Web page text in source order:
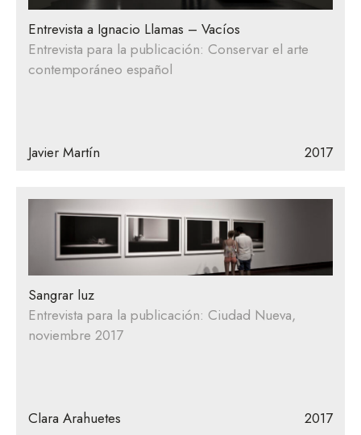
Entrevista a Ignacio Llamas – Vacíos
Entrevista para la publicación: Conservar el arte
contemporáneo español
Javier Martín 2017
Sangrar luz
Entrevista para la publicación: Ciudad Nueva,
noviembre 2017
Clara Arahuetes 2017